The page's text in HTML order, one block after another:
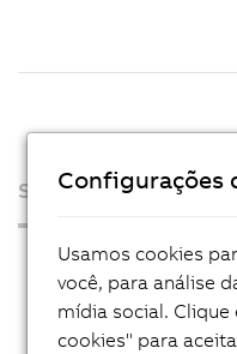
Sobre nós
Sala de Imprensa
AutoMates
Configurações
Usamos cookies
você, para análise
mídia social.
cookies" para